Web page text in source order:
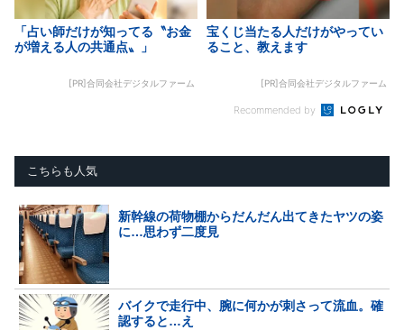
「占い師だけが知ってる〝お金
が増える人の共通点〟」
[PR]合同会社デジタルファーム
宝くじ当たる人だけがやってい
ること、教えます
[PR]合同会社デジタルファーム
Recommended by
こちらも人気
新幹線の荷物棚からだんだん出てきたヤツの姿
に…思わず二度見
バイクで走行中、腕に何かが刺さって流血。確
認すると…え